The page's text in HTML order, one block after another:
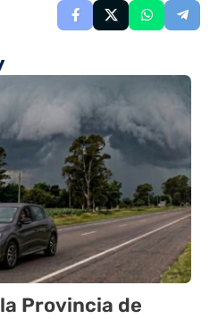
Provincia de